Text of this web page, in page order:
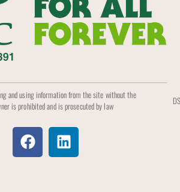
and using information from the site without the
is prohibited and is prosecuted by law